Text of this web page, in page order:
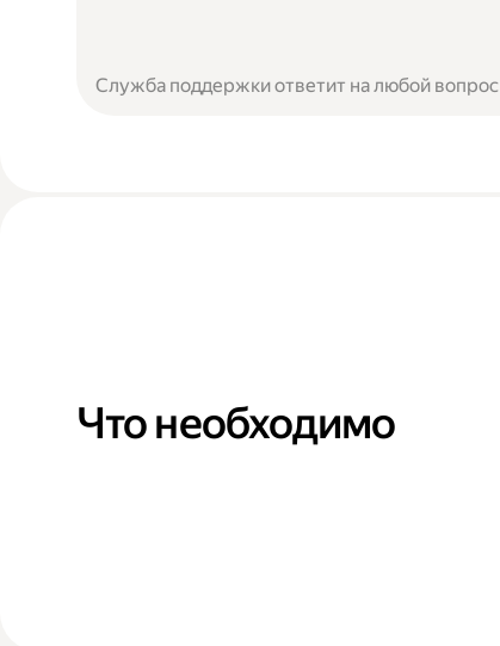
Служба поддержки ответит на любой вопрос
Что необходимо